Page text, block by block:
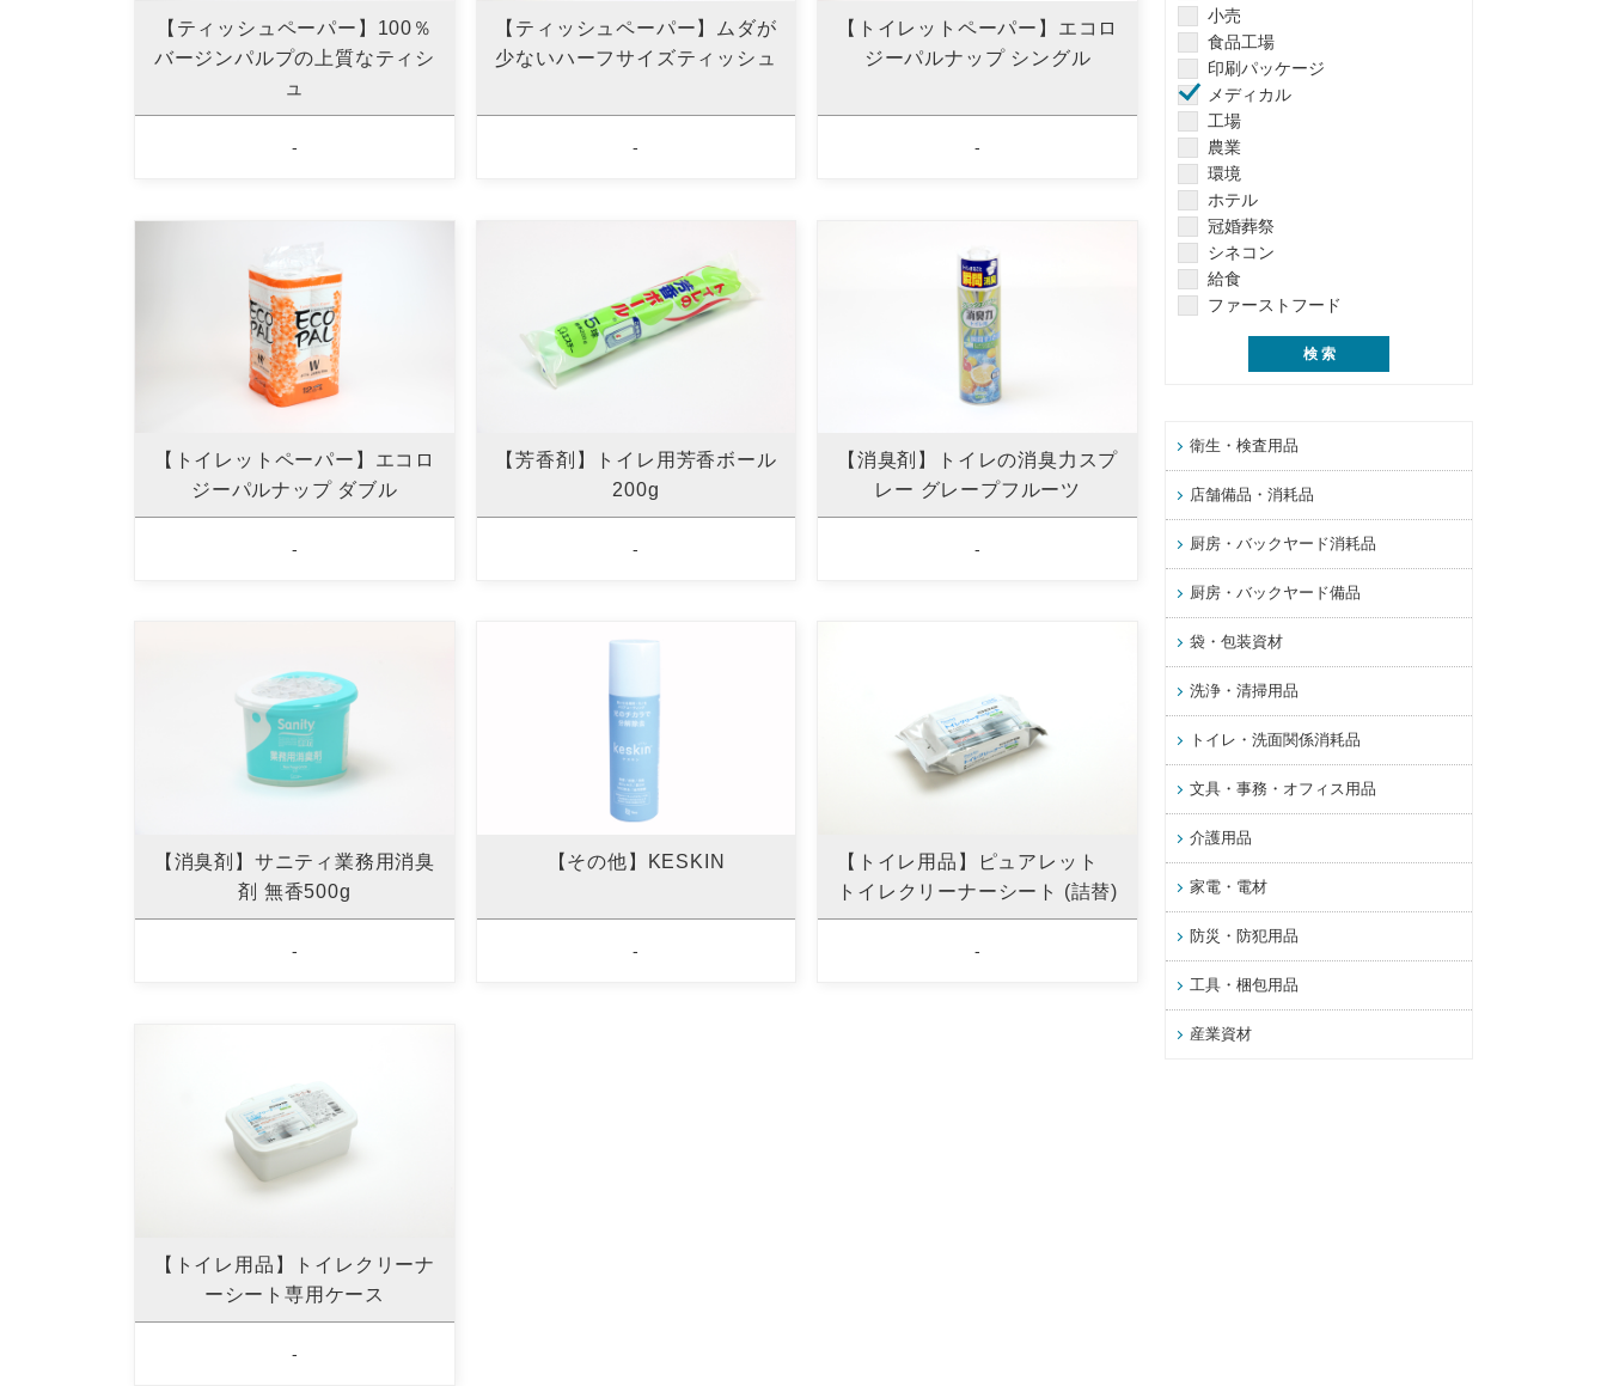
【ティッシュペーパー】100％
バージンパルプの上質なティシ
ュ
-
【ティッシュペーパー】ムダが
少ないハーフサイズティッシュ
-
【トイレットペーパー】エコロ
ジーパルナップ シングル
-
【トイレットペーパー】エコロ
ジーパルナップ ダブル
-
【芳香剤】トイレ用芳香ボール
200g
-
【消臭剤】トイレの消臭力スプ
レー グレープフルーツ
-
【消臭剤】サニティ業務用消臭
剤 無香500g
-
【その他】KESKIN
-
【トイレ用品】ピュアレット
トイレクリーナーシート (詰替)
-
【トイレ用品】トイレクリーナ
ーシート専用ケース
-
小売
食品工場
印刷パッケージ
メディカル
工場
農業
環境
ホテル
冠婚葬祭
シネコン
給食
ファーストフード
衛生・検査用品
店舗備品・消耗品
厨房・バックヤード消耗品
厨房・バックヤード備品
袋・包装資材
洗浄・清掃用品
トイレ・洗面関係消耗品
文具・事務・オフィス用品
介護用品
家電・電材
防災・防犯用品
工具・梱包用品
産業資材